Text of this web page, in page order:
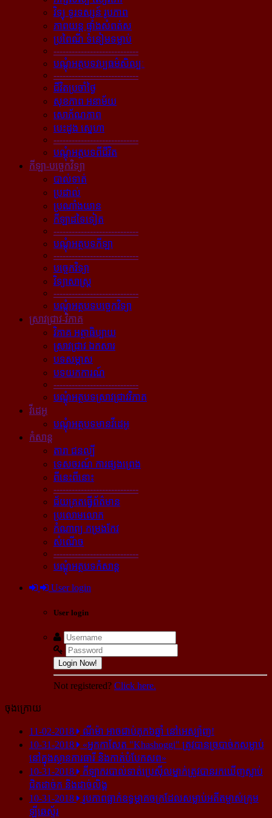
វិទ្យុ ទូរទស្សន៍ រូបភាព
ភាពយន្ដ ផ្ទាំងសំពត់ស
ប្រពៃណី ទំនៀមទម្លាប់
----------------------------
បណ្ដុំអត្ថបទវប្បធម៌សិល្បៈ
----------------------------
ជីវិតប្រចាំថ្ងៃ
សុខភាព អនាម័យ
សោភ័ណភាព
បេះដូង ស្នេហា
----------------------------
បណ្ដុំអត្ថបទពីជីវិត
កីឡា-បច្ចេកវិទ្យា
បាល់ទាត់
ប្រដាល់
ប្រណាំងយាន
កីឡាដទៃទៀត
----------------------------
បណ្ដុំអត្ថបទកីឡា
----------------------------
បច្ចេកវិទ្យា
វិទ្យាសាស្ត្រ
----------------------------
បណ្ដុំអត្ថបទបច្ចេកវិទ្យា
ស្រាវជ្រាវ-វិភាគ
វិភាគ អត្ថាធិប្បាយ
ស្រាវជ្រាវ ឯកសារ
បទសម្ភាស
បទយកការណ៍
----------------------------
បណ្ដុំអត្ថបទស្រាវជ្រាវវិភាគ
វីដេអូ
បណ្ដុំអត្ថបទមានវីដេអូ
កំសាន្ដ
តារា ជនល្បី
ទេសចរណ៍ ការផ្សងព្រេង
ពីនេះពីនោះ
----------------------------
ជ័យគ្រតធ្វើព័ត៌មាន
ប្រលោមលោក
កំណាព្យ កម្រងកែវ
សំណើច
----------------------------
បណ្ដុំអត្ថបទកំសាន្ដ
User login
User login
Login Now!
Not registered? Click here.
ចុងក្រោយ
11-02-2018
ណីម៉ា អាច​ជាប់​គុក​៦ឆ្នាំ នៅ​អេស្ប៉ាញ!
10-31-2018
«អ្នក​កាសែត "Khashoggi" ត្រូវ​បាន​ច្របាច់ក​សម្លាប់​
នៅ​ក្នុង​ស្ថាន​ភារធារី និង​កាត់​បំបែក​សព»
10-31-2018
កីឡាករ​បាល់ទាត់​ប្រេស៊ីល​ម្នាក់​ត្រូវ​បាន​រក​ឃើញ​ស្លាប់​
ជិត​ដាច់ក និង​ដាច់​លិង្គ
10-31-2018
រូបភាព​ធ្លាក់​ឧទ្ធម្ភាគចក្រ​ដែល​សម្លាប់​អតីត​ម្ចាស់​ក្រុម​
ឡីឆេស្ទ័រ